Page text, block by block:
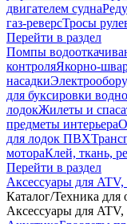
двигателем судна
газ-реверсТросы
Перейти в раздел
Помпы
контроляЯкорно-
насадки
для буксировки
лодокЖилеты и
предметы интерьера
для лодок ПВХ
мотораКлей, ткань,
Перейти в раздел
Аксессуары для
Каталог/Техника для
Аксессуары для